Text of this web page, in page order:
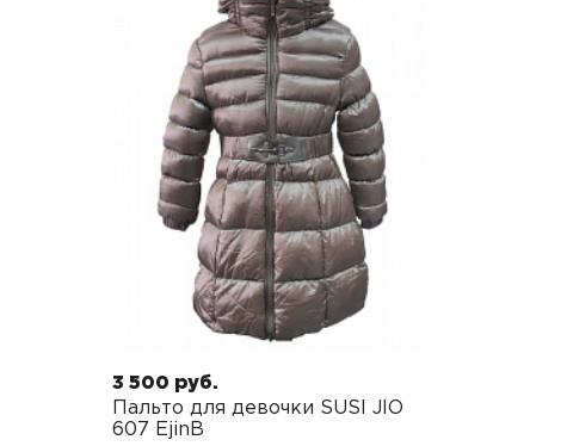
3 500 руб.
Пальто для девочки SUSI JIO
607 EjinB